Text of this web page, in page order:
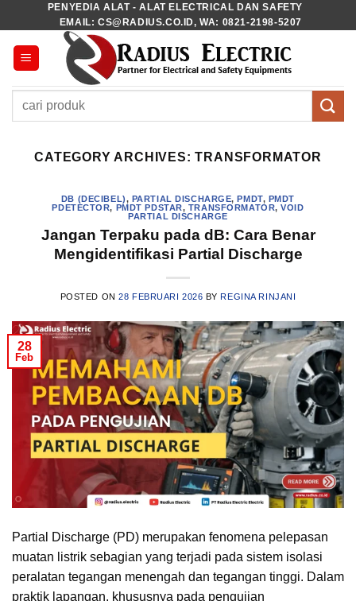
to
content
PENYEDIA ALAT - ALAT ELECTRICAL DAN SAFETY
EMAIL: CS@RADIUS.CO.ID, WA: 0821-2198-5207
Pencarian
CATEGORY ARCHIVES:TRANSFORMATOR
DB (DECIBEL), PARTIAL DISCHARGE,PMDT, PMDT
PDETECTOR, PMDT PDSTAR, TRANSFORMATOR,VOID
PARTIAL DISCHARGE
Jangan Terpaku pada dB: Cara Benar
Mengidentifikasi Partial Discharge
POSTED ON28 FEBRUARI 2026 BYREGINA RINJANI
28
Feb
Partial Discharge (PD) merupakan fenomena pelepasan
muatan listrik sebagian yang terjadi pada sistem isolasi
peralatan tegangan menengah dan tegangan tinggi. Dalam
praktik lapangan, khususnya pada pengujian